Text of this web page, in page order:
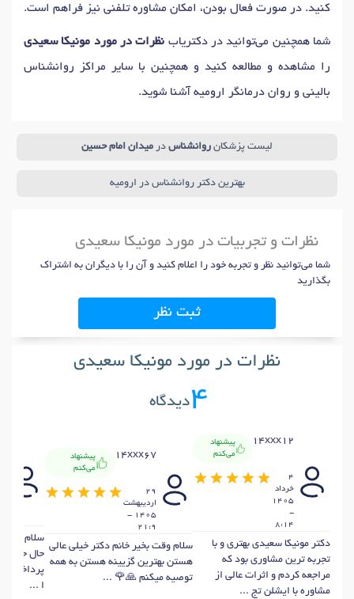
کنید. در صورت فعال بودن، امکان مشاوره تلفنی نیز فراهم است.
شما همچنین می‌توانید در دکتریاب نظرات در مورد مونیکا سعیدی
را مشاهده و مطالعه کنید و همچنین با سایر مراکز روانشناس
بالینی و روان درمانگر ارومیه آشنا شوید.
لیست پزشکان روانشناس در میدان امام حسین
بهترین دکتر روانشناس در ارومیه
نظرات و تجربیات در مورد مونیکا سعیدی
شما می‌توانید نظر و تجربه خود را اعلام کنید و آن را با دیگران به اشتراک
بگذارید
ثبت نظر
نظرات در مورد مونیکا سعیدی
4دیدگاه
14xxx12
پیشنهاد
می‌کنم
4
خرداد
1405
-
8:14
دکتر مونیکا سعیدی بهتری و با
تجربه ترین مشاوری بود که
مراجعه کردم و اثرات عالی از
مشاوره با ایشلن تج ...
14xxx67
پیشنهاد
می‌کنم
29
ارديبهشت
1405 -
21:9
سلام وقت بخیر خانم دکتر خیلی عالی
هستن بهترین گزیینه هستن به همه
توصیه میکنم 🙏🌹 ...
سلام .با
حال
پرداخت
ا ...